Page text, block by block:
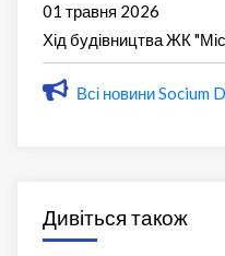
01 травня 2026
Хід будівництва ЖК
Всі новини Socium
Дивіться також